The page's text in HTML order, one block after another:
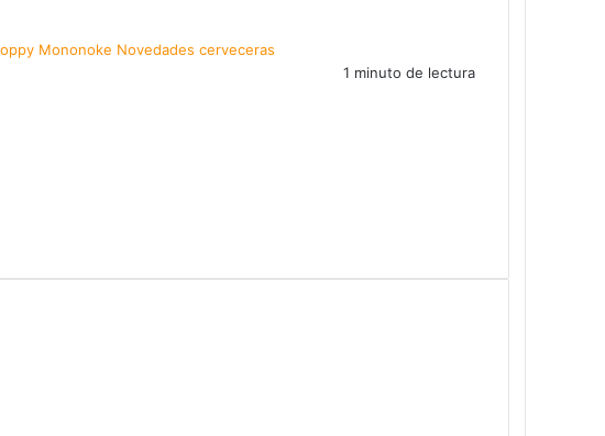
Mononoke Novedades cerveceras
1 minuto de lectura